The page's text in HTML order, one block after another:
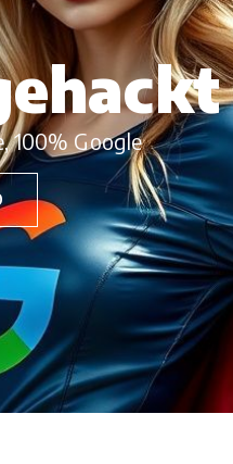
100% Google